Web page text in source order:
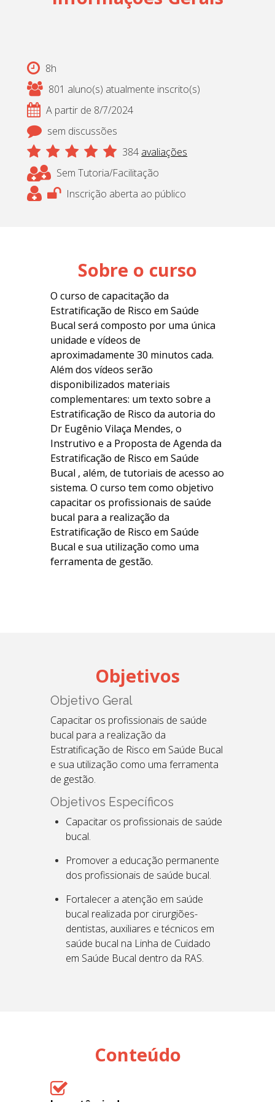
8h
801 aluno(s) atualmente inscrito(s)
A partir de 8/7/2024
sem discussões
384 avaliações
Sem Tutoria/Facilitação
Inscrição aberta ao público
Sobre o curso
O curso de capacitação da
Estratificação de Risco em Saúde
Bucal será composto por uma única
unidade e vídeos de
aproximadamente 30 minutos cada.
Além dos vídeos serão
disponibilizados materiais
complementares: um texto sobre a
Estratificação de Risco da autoria do
Dr Eugênio Vilaça Mendes, o
Instrutivo e a Proposta de Agenda da
Estratificação de Risco em Saúde
Bucal , além, de tutoriais de acesso ao
sistema. O curso tem como objetivo
capacitar os profissionais de saúde
bucal para a realização da
Estratificação de Risco em Saúde
Bucal e sua utilização como uma
ferramenta de gestão.
Objetivos
Objetivo Geral
Capacitar os profissionais de saúde
bucal para a realização da
Estratificação de Risco em Saúde Bucal
e sua utilização como uma ferramenta
de gestão.
Objetivos Específicos
Capacitar os profissionais de saúde
bucal.
Promover a educação permanente
dos profissionais de saúde bucal.
Fortalecer a atenção em saúde
bucal realizada por cirurgiões-
dentistas, auxiliares e técnicos em
saúde bucal na Linha de Cuidado
em Saúde Bucal dentro da RAS.
Conteúdo